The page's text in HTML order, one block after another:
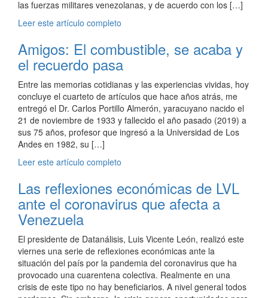
las fuerzas militares venezolanas, y de acuerdo con los […]
Leer este artículo completo
Amigos: El combustible, se acaba y
el recuerdo pasa
Entre las memorias cotidianas y las experiencias vividas, hoy
concluye el cuarteto de artículos que hace años atrás, me
entregó el Dr. Carlos Portillo Almerón, yaracuyano nacido el
21 de noviembre de 1933 y fallecido el año pasado (2019) a
sus 75 años, profesor que ingresó a la Universidad de Los
Andes en 1982, su […]
Leer este artículo completo
Las reflexiones económicas de LVL
ante el coronavirus que afecta a
Venezuela
El presidente de Datanálisis, Luis Vicente León, realizó este
viernes una serie de reflexiones económicas ante la
situación del país por la pandemia del coronavirus que ha
provocado una cuarentena colectiva. Realmente en una
crisis de este tipo no hay beneficiarios. A nivel general todos